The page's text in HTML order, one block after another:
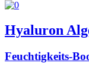
Hyaluron
Feuchtigkeits-